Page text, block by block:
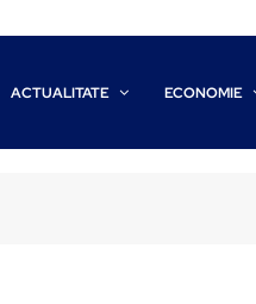
ACTUALITATE ECONOMIE